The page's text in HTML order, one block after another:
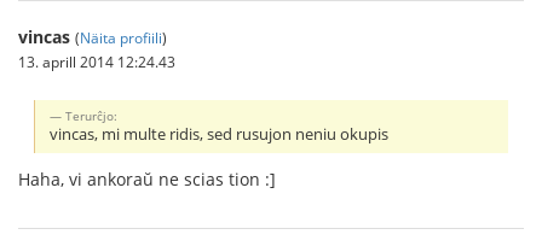
vincas (Näita profiili)
13. aprill 2014 12:24.43
Terurĉjo:
vincas, mi multe ridis, sed rusujon neniu okupis
Haha, vi ankoraŭ ne scias tion :]